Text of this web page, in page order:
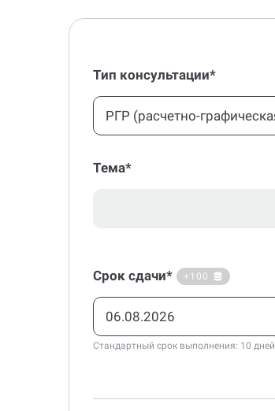
Тип консультации*
Тема*
Срок сдачи* +100
Стандартный срок выполнения: 10 дней